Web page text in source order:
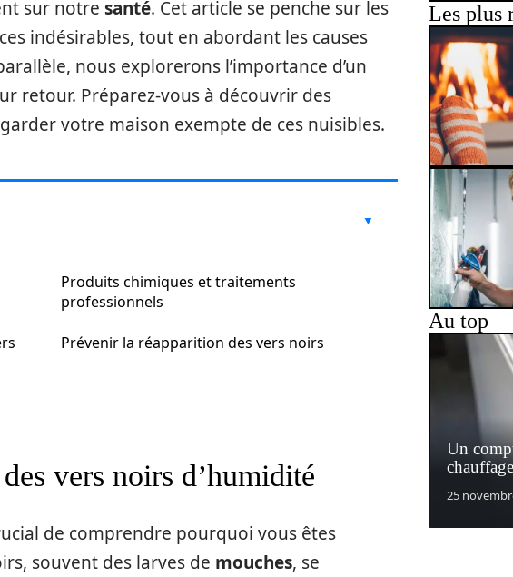
sur notre santé. Cet article se penche sur les
ces indésirables, tout en abordant les causes
nous explorerons l’importance d’un
retour. Préparez-vous à découvrir des
votre maison exempte de ces nuisibles.
Produits chimiques et traitements
professionnels
Prévenir la réapparition des vers noirs
vers noirs d’humidité
de comprendre pourquoi vous êtes
souvent des larves de mouches, se
Les plus
Au top
Un
25